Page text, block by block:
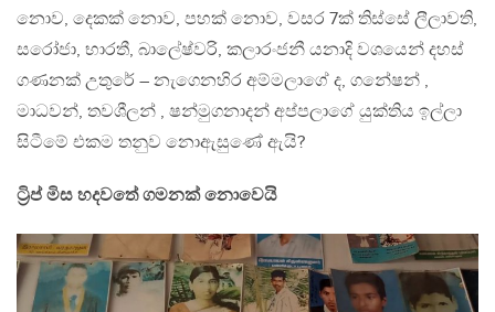
නොව, දෙකක් නොව, පහක් නොව, වසර 7ක් තිස්සේ ලීලාවති,
සරෝජා, භාරතී, බාලේෂ්වරි, කලාරංජනී යනාදි වශයෙන් දහස්
ගණනක් උතුරේ – නැගෙනහිර අම්මලාගේ ද, ගනේෂන් ,
මාධවන්, තවශීලන් , ෂන්මුගනාදන් අප්පලාගේ යුක්තිය ඉල්ලා
සිටීමේ එකම තනුව නොඇසුණේ ඇයි?
ට්‍රිප් මිස හදවතේ ගමනක් නොවෙයි